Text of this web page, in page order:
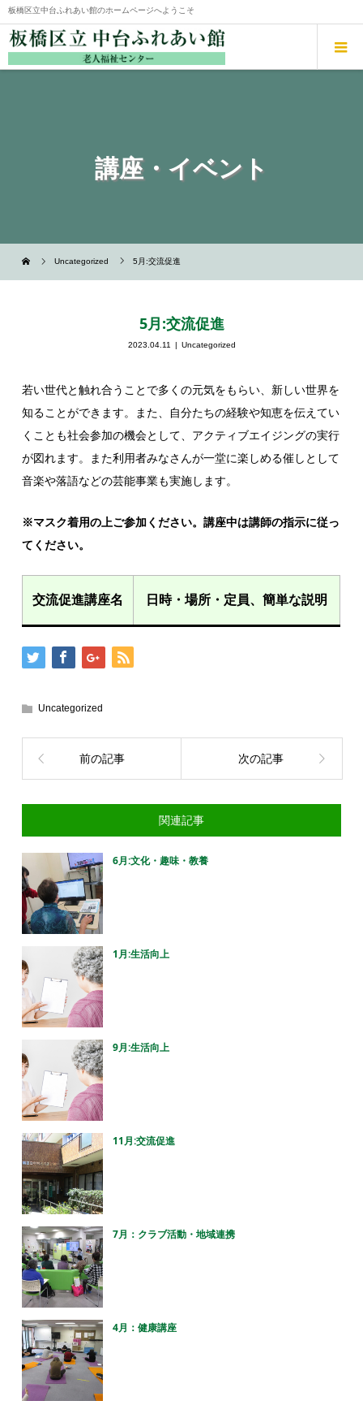
板橋区立中台ふれあい館のホームページへようこそ
講座・イベント
Uncategorized 5月:交流促進
5月:交流促進
2023.04.11 Uncategorized
若い世代と触れ合うことで多くの元気をもらい、新しい世界を
知ることができます。また、自分たちの経験や知恵を伝えてい
くことも社会参加の機会として、アクティブエイジングの実行
が図れます。また利用者みなさんが一堂に楽しめる催しとして
音楽や落語などの芸能事業も実施します。
※マスク着用の上ご参加ください。講座中は講師の指示に従っ
てください。
交流促進講座名 日時・場所・定員、簡単な説明
Uncategorized
前の記事 次の記事
関連記事
6月:文化・趣味・教養
1月:生活向上
9月:生活向上
11月:交流促進
7月：クラブ活動・地域連携
4月：健康講座